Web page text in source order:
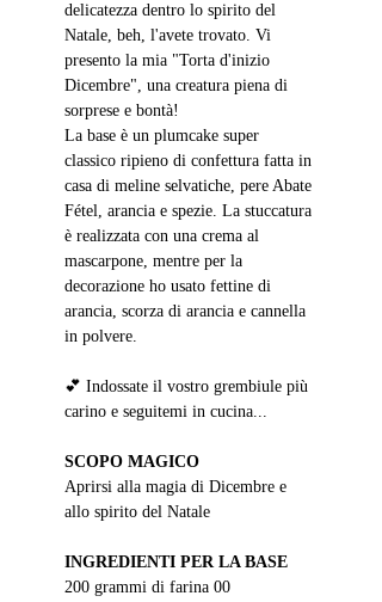
delicatezza dentro lo spirito del
Natale, beh, l'avete trovato. Vi
presento la mia "Torta d'inizio
Dicembre", una creatura piena di
sorprese e bontà!
La base è un plumcake super
classico ripieno di confettura fatta in
casa di meline selvatiche, pere Abate
Fétel, arancia e spezie. La stuccatura
è realizzata con una crema al
mascarpone, mentre per la
decorazione ho usato fettine di
arancia, scorza di arancia e cannella
in polvere.
💕 Indossate il vostro grembiule più
carino e seguitemi in cucina...
SCOPO MAGICO
Aprirsi alla magia di Dicembre e
allo spirito del Natale
INGREDIENTI PER LA BASE
200 grammi di farina 00